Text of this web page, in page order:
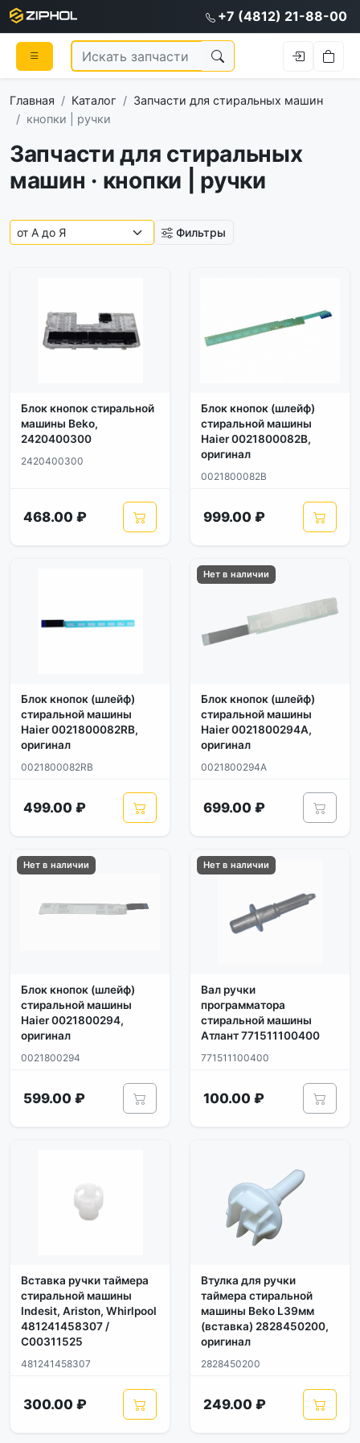
+7 (4812) 21-88-00
Главная Каталог
Запчасти для стиральных машин
кнопки | ручки
Запчасти для стиральных
машин · кнопки | ручки
Фильтры
Блок кнопок стиральной
машины Beko,
2420400300
2420400300
468.00 ₽
Блок кнопок (шлейф)
стиральной машины
Haier 0021800082B,
оригинал
0021800082B
999.00 ₽
Блок кнопок (шлейф)
стиральной машины
Haier 0021800082RB,
оригинал
0021800082RB
499.00 ₽
Нет в наличии
Блок кнопок (шлейф)
стиральной машины
Haier 0021800294A,
оригинал
0021800294A
699.00 ₽
Нет в наличии
Блок кнопок (шлейф)
стиральной машины
Haier 0021800294,
оригинал
0021800294
599.00 ₽
Нет в наличии
Вал ручки
программатора
стиральной машины
Атлант 771511100400
771511100400
100.00 ₽
Вставка ручки таймера
стиральной машины
Indesit, Ariston, Whirlpool
481241458307 /
C00311525
481241458307
300.00 ₽
Втулка для ручки
таймера стиральной
машины Beko L39мм
(вставка) 2828450200,
оригинал
2828450200
249.00 ₽